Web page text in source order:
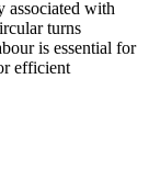
associated with
turns
is essential for
efficient